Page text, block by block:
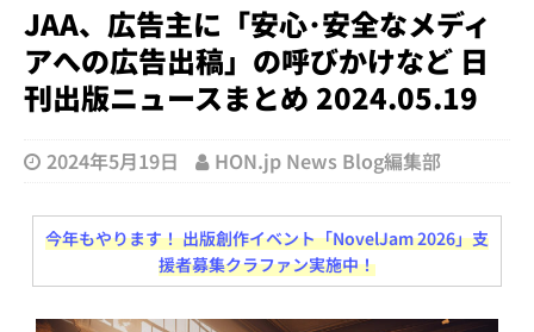
JAA、広告主に「安心･安全なメディ
アへの広告出稿」の呼びかけなど 日
刊出版ニュースまとめ 2024.05.19
2024年5月19日 HON.jp News Blog編集部
今年もやります！ 出版創作イベント「NovelJam 2026」支
援者募集クラファン実施中！